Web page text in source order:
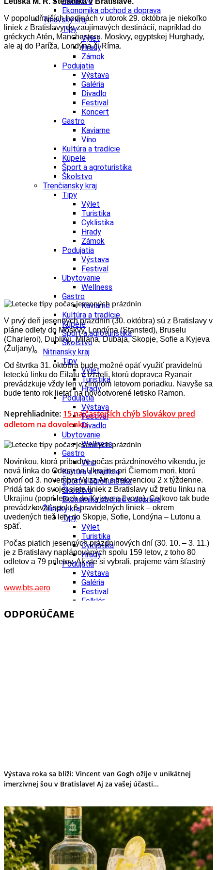
Ekonomika obchod a doprava
Trnavský kraj
Tipy
Výlet
Hrady
Zámok
Podujatia
Výstava
Galéria
Divadlo
Festival
Koncert
Gastro
Kaviarne
Víno
Kultúra a tradície
Kúpele
Šport a agroturistika
Školstvo
Trenčiansky kraj
Tipy
Výlet
Turistika
Cyklistika
Hrady
Zámok
Podujatia
Výstava
Festival
Ubytovanie
Wellness
Gastro
Kaviarne
Kultúra a tradície
Kúpele
Šport a agroturistika
Školstvo
Nitriansky kraj
Tipy
Výlet
Turistika
Hrady
Podujatia
Výstava
Festival
Divadlo
Ubytovanie
Wellness
Gastro
Víno
Kultúra a tradície
Šport a agroturistika
Školstvo
Ekonomika obchod a doprava
Žilinský kraj
Tipy
Výlet
Turistika
Cyklistika
Hrady
Podujatia
Výstava
Galéria
Festival
Folklór
Ubytovanie
Galéria
Festival
Wellness
Gastro
Kaviarne
Kultúra a tradície
Kúpele
Šport a agroturistika
V popoludňajších hodinách v utorok 29. októbra je niekoľko
liniek z Bratislavy do zaujímavých destinácií, napríklad do
gréckych Atén, Manchesteru, Moskvy, egyptskej Hurghady,
ale aj do Paríža, Londýna či Ríma.
V prvý deň jesenných prázdnin (30. októbra) sú z Bratislavy v
pláne odlety do Moskvy, Londýna (Stansted), Bruselu
(Charleroi), Dublinu, Milána, Dubaja, Skopje, Sofie a Kyjeva
(Žuljany).
Od štvrtka 31. októbra bude možné opäť využiť pravidelnú
leteckú linku do Eilatu v Izraeli, ktorú dopravca Ryanair
prevádzkuje vždy len v zimnom letovom poriadku. Navyše sa
bude tento rok lietať na novootvorené letisko Ramon.
Neprehliadnite: 15 najčastejších chýb Slovákov pred
odletom na dovolenku
Novinkou, ktorá pribudne počas prázdninového víkendu, je
nová linka do Odesy na Ukrajine pri Čiernom mori, ktorú
otvorí od 3. novembra Wizz Air s frekvenciou 2 x týždenne.
Pridá tak do svojej siete liniek z Bratislavy už tretiu linku na
Ukrajinu (popri letoch do Kyjeva a Ľvova). Celkovo tak bude
prevádzkovať spolu 6 pravidelných liniek – okrem
uvedených tiež lety do Skopje, Sofie, Londýna – Lutonu a
späť.
Počas piatich jesenných prázdninových dní (30. 10. – 3. 11.)
je z Bratislavy naplánovaných spolu 159 letov, z toho 80
odletov a 79 príletov. Ak ste si vybrali, prajeme vám šťastný
let!
www.bts.aero
ODPORÚČAME
Výstava roka sa blíži: Vincent van Gogh ožije v unikátnej
imerzívnej šou v Bratislave! Aj za vašej účasti...